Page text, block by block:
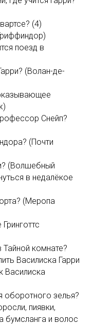
(4)
поезд в
(Волан-де-
Снейп?
(Почти
(Волшебный
в недалёкое
(Меропа
комнате?
Василиска Гарри
Василиска
оборотного зелья?
пиявки,
бумсланга и волос